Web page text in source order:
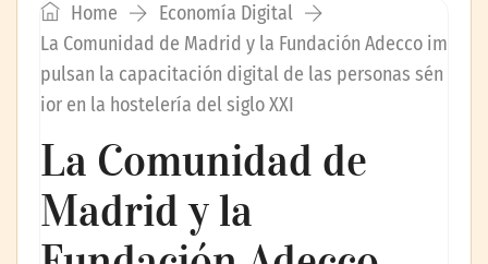
Home
Economía Digital
La Comunidad de Madrid y la Fundación Adecco im
pulsan la capacitación digital de las personas sén
ior en la hostelería del siglo XXI
La Comunidad de
Madrid y la